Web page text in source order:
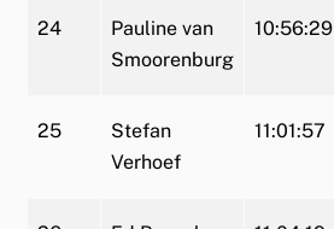
24
Pauline van
Smoorenburg
10:56:29
25
Stefan
Verhoef
11:01:57